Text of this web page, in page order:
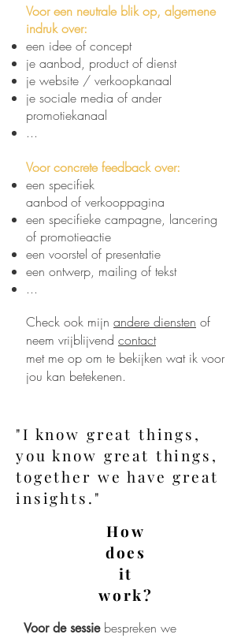
Voor een neutrale blik op, algemene
indruk over:
een idee of concept
je aanbod, product of dienst
je website / verkoopkanaal
je sociale media of ander
promotiekanaal
...
Voor concrete feedback over:
een specifiek
aanbod of verkooppagina
een specifieke campagne, lancering
of promotieactie
een voorstel of presentatie
een ontwerp, mailing of tekst
...
Check ook mijn andere diensten of
neem vrijblijvend contact
met me op om te bekijken wat ik voor
jou kan betekenen.
"I know great things,
you know great things,
together we have great
insights."
How
does
it
work?
Voor de sessiebespreken we